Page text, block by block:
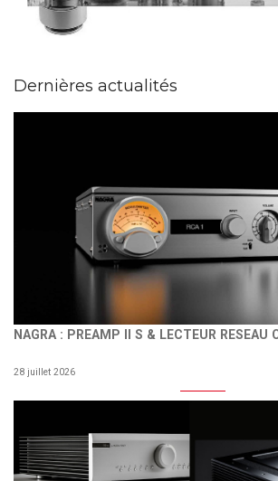
Dernières actualités
NAGRA : PREAMP II S & LECTEUR RESEAU
28 juillet 2026